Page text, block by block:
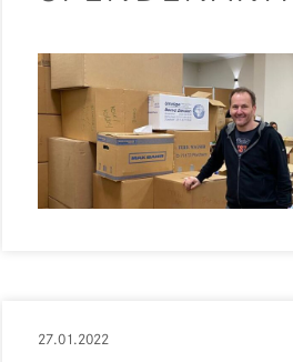
27.01.2022